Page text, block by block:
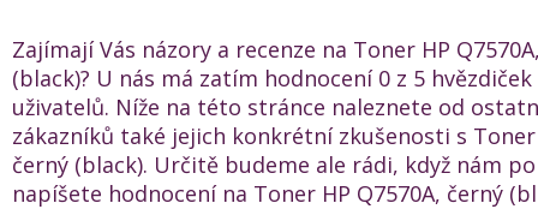
Zajímají Vás názory a recenze na Toner HP
(black)? U nás má zatím hodnocení 0 z 5 hvězdiček
uživatelů. Níže na této stránce naleznete od
zákazníků také jejich konkrétní zkušenosti s Toner
černý (black). Určitě budeme ale rádi, když nám
napíšete hodnocení na Toner HP Q7570A, černý